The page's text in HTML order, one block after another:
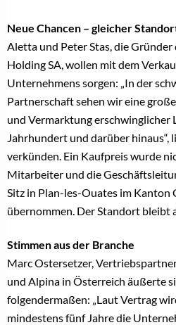
Neue Chancen – gleicher
Aletta und Peter Stas, die
Holding SA, wollen mit dem
Unternehmens sorgen: „In der
Partnerschaft sehen wir eine
und Vermarktung erschwinglicher
Jahrhundert und darüber
verkünden. Ein Kaufpreis wurde
Mitarbeiter und die
Sitz in Plan-les-Ouates im Kanton
übernommen. Der Standort bleibt
Stimmen aus der Branche
Marc Ostersetzer,
und Alpina in Österreich äußerte
folgendermaßen: „Laut Vertrag
mindestens fünf Jahre die